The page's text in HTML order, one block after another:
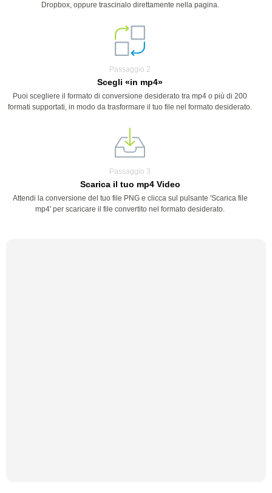
Dropbox, oppure trascinalo direttamente nella pagina.
Passaggio 2
Scegli «in mp4»
Puoi scegliere il formato di conversione desiderato tra mp4 o più di 200
formati supportati, in modo da trasformare il tuo file nel formato desiderato.
Passaggio 3
Scarica il tuo mp4 Video
Attendi la conversione del tuo file PNG e clicca sul pulsante 'Scarica file
mp4' per scaricare il file convertito nel formato desiderato.